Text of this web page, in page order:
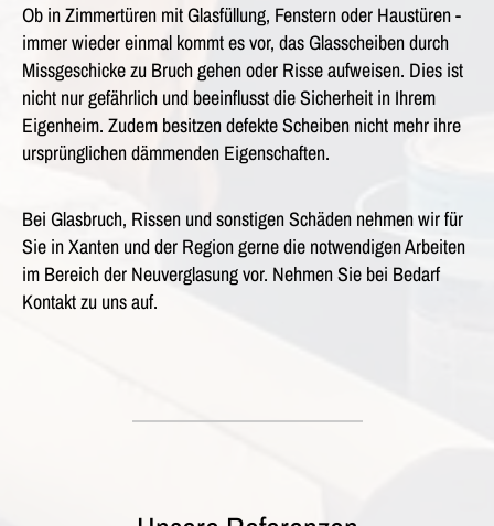
Ob in Zimmertüren mit Glasfüllung, Fenstern oder Haustüren -
immer wieder einmal kommt es vor, das Glasscheiben durch
Missgeschicke zu Bruch gehen oder Risse aufweisen. Dies ist
nicht nur gefährlich und beeinflusst die Sicherheit in Ihrem
Eigenheim. Zudem besitzen defekte Scheiben nicht mehr ihre
ursprünglichen dämmenden Eigenschaften.
Bei Glasbruch, Rissen und sonstigen Schäden nehmen wir für
Sie in Xanten und der Region gerne die notwendigen Arbeiten
im Bereich der Neuverglasung vor. Nehmen Sie bei Bedarf
Kontakt zu uns auf.